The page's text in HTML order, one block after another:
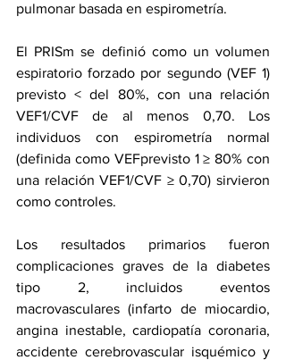
pulmonar basada en espirometría.
El PRISm se definió como un volumen
espiratorio forzado por segundo (VEF 1)
previsto < del 80%, con una relación
VEF1/CVF de al menos 0,70. Los
individuos con espirometría normal
(definida como VEFprevisto 1 ≥ 80% con
una relación VEF1/CVF ≥ 0,70) sirvieron
como controles.
Los resultados primarios fueron
complicaciones graves de la diabetes
tipo 2, incluidos eventos
angina inestable, cardiopatía coronaria,
accidente cerebrovascular isquémico y